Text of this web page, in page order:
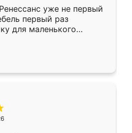
уже не первый
первый раз
для маленького
,во второй раз
По качеству очень
быстрая,
более разнообразный.
что-то потребуется из
только здесь.